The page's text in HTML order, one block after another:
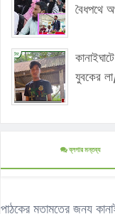
বৈধপথে
যুবকের
ব্লগার মন্তব্য
পাঠকের মতামতের জন্য